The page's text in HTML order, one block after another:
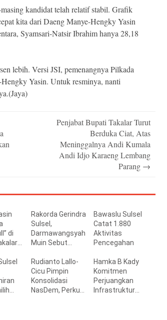
kandidat telah relatif stabil. Grafik
kita dari Daeng Manye-Hengky Yasin
Syamsari-Natsir Ibrahim hanya 28,18
lebih. Versi JSI, pemenangnya Pilkada
Yasin. Untuk resminya, nanti
Penjabat Bupati Takalar Turut
Berduka Ciat, Atas
Meninggalnya Andi Kumala
Andi Idjo Karaeng Lembang
Parang →
di
Rakorda Gerindra
Sulsel,
Darmawangsyah
Muin Sebut
Strategis
Perkuat Soliditas
Jelang Pemilu
2029
Bawaslu Sulsel
Catat 1.880
Aktivitas
Pencegahan
Rudianto Lallo-
Cicu Pimpin
Konsolidasi
NasDem, Perkuat
Hamka B Kady
Komitmen
Perjuangkan
Infrastruktur